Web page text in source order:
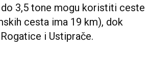
3,5 tone mogu koristiti ceste
cesta ima 19 km), dok
i Ustiprače.